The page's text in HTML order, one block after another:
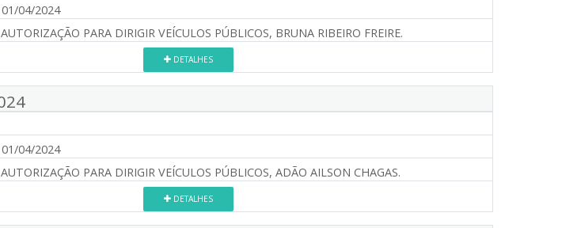
01/04/2024
PARA DIRIGIR VEÍCULOS PÚBLICOS, BRUNA RIBEIRO FREIRE.
DETALHES
01/04/2024
PARA DIRIGIR VEÍCULOS PÚBLICOS, ADÃO AILSON CHAGAS.
DETALHES